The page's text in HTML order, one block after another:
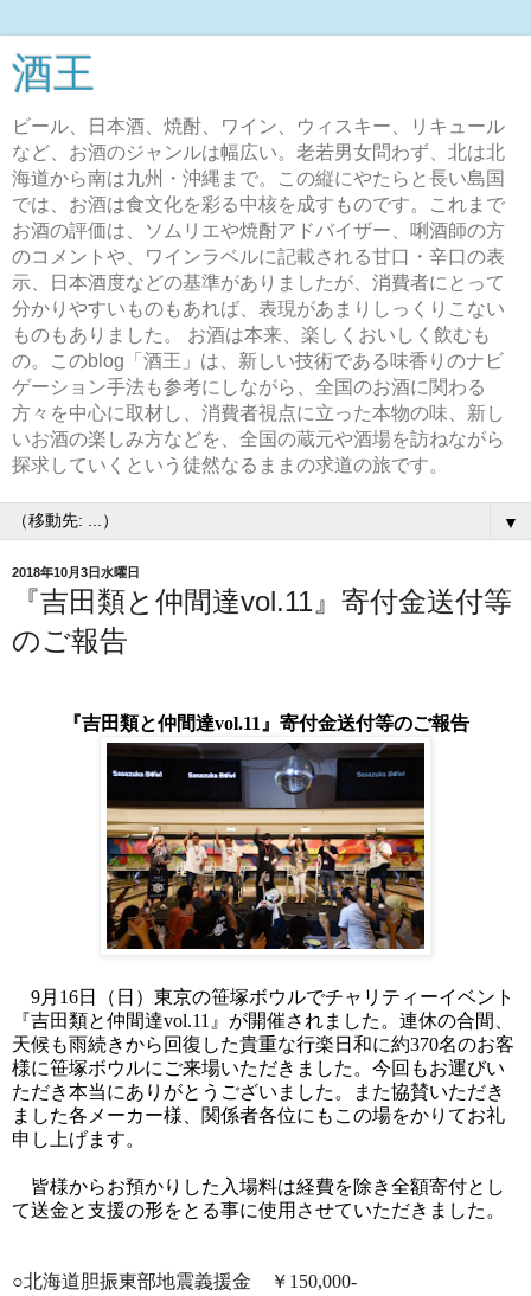
酒王
ビール、日本酒、焼酎、ワイン、ウィスキー、リキュール
など、お酒のジャンルは幅広い。老若男女問わず、北は北
海道から南は九州・沖縄まで。この縦にやたらと長い島国
では、お酒は食文化を彩る中核を成すものです。これまで
お酒の評価は、ソムリエや焼酎アドバイザー、唎酒師の方
のコメントや、ワインラベルに記載される甘口・辛口の表
示、日本酒度などの基準がありましたが、消費者にとって
分かりやすいものもあれば、表現があまりしっくりこない
ものもありました。 お酒は本来、楽しくおいしく飲むも
の。このblog「酒王」は、新しい技術である味香りのナビ
ゲーション手法も参考にしながら、全国のお酒に関わる
方々を中心に取材し、消費者視点に立った本物の味、新し
いお酒の楽しみ方などを、全国の蔵元や酒場を訪ねながら
探求していくという徒然なるままの求道の旅です。
▼
2018年10月3日水曜日
『吉田類と仲間達vol.11』寄付金送付等
のご報告
『吉田類と仲間達vol.11 』寄付金送付等のご報告
9月 16日（日）東京の笹塚ボウルでチャリティーイベント
『吉田類と仲間達vol.11 』が開催されました。連休の合間、
天候も雨続きから回復した貴重な行楽日和に約370名のお客
様に笹塚ボウルにご来場いただきました。今回もお運びい
ただき本当にありがとうございました。また協賛いただき
ました各メーカー様、関係者各位にもこの場をかりてお礼
申し上げます。
皆様からお預かりした入場料は経費を除き全額寄付とし
て送金と支援の形をとる事に使用させていただきました。
○北海道胆振東部地震義援金 ￥ 150,000-